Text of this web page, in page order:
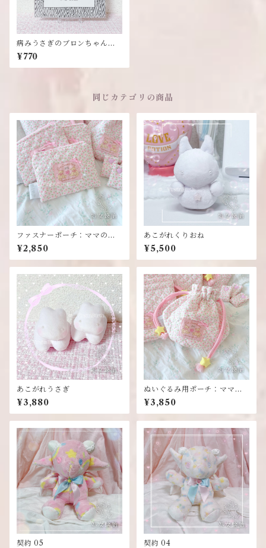
病みうさぎのブロンちゃん絵
本
¥770
同じカテゴリの商品
ファスナーポーチ：ママのハ
ンドメイド
¥2,850
あこがれくりおね
¥5,500
あこがれうさぎ
¥3,880
ぬいぐるみ用ポーチ：ママの
ハンドメイド
¥3,850
契約 05 契約 04